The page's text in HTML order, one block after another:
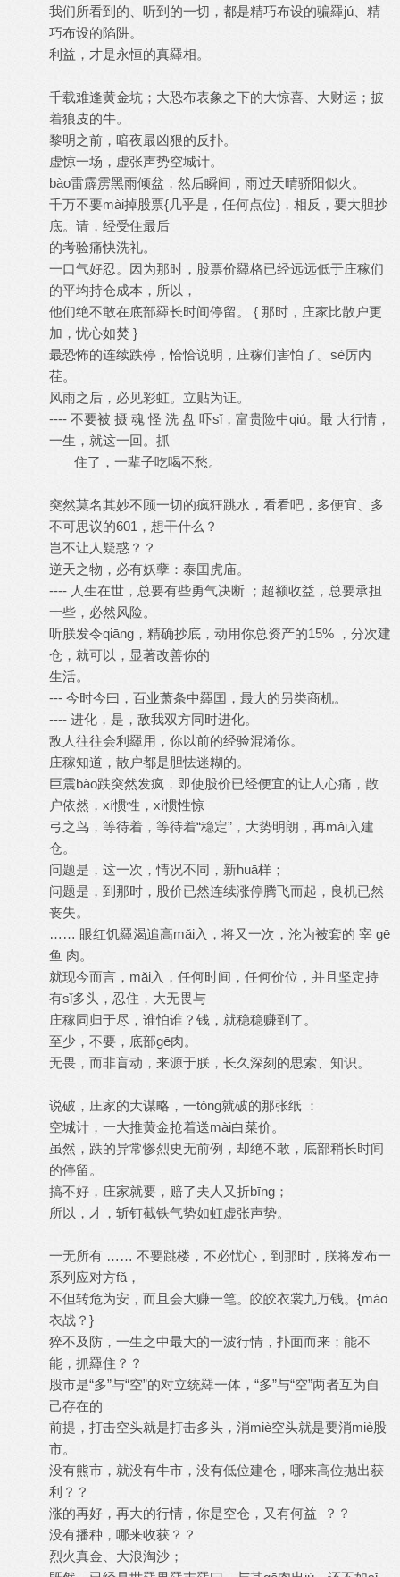
我们所看到的、听到的一切，都是精巧布设的骗羄jú、精
巧布设的陷阱。
利益，才是永恒的真羄相。
千载难逢黄金坑；大恐布表象之下的大惊喜、大财运；披
着狼皮的牛。
黎明之前，暗夜最凶狠的反扑。
虚惊一场，虚张声势空城计。
bào雷霹雳黑雨倾盆，然后瞬间，雨过天晴骄阳似火。
千万不要mài掉股票{几乎是，任何点位}，相反，要大胆抄
底。请，经受住最后
的考验痛快洗礼。
一口气好忍。因为那时，股票价羄格已经远远低于庄稼们
的平均持仓成本，所以，
他们绝不敢在底部羄长时间停留。 { 那时，庄家比散户更
加，忧心如焚 }
最恐怖的连续跌停，恰恰说明，庄稼们害怕了。sè厉内
荏。
风雨之后，必见彩虹。立贴为证。
---- 不要被 摄 魂 怪 洗 盘 吓sǐ，富贵险中qiú。最 大行情，
一生，就这一回。抓
住了，一辈子吃喝不愁。
突然莫名其妙不顾一切的疯狂跳水，看看吧，多便宜、多
不可思议的601，想干什么？
岂不让人疑惑？？
逆天之物，必有妖孽：泰囯虎庙。
---- 人生在世，总要有些勇气决断 ；超额收益，总要承担
一些，必然风险。
听朕发令qiāng，精确抄底，动用你总资产的15% ，分次建
仓，就可以，显著改善你的
生活。
--- 今时今曰，百业萧条中羄囯，最大的另类商机。
---- 进化，是，敌我双方同时进化。
敌人往往会利羄用，你以前的经验混淆你。
庄稼知道，散户都是胆怯迷糊的。
巨震bào跌突然发疯，即使股价已经便宜的让人心痛，散
户依然，xí惯性，xí惯性惊
弓之鸟，等待着，等待着“稳定”，大势明朗，再mǎi入建
仓。
问题是，这一次，情况不同，新huā样；
问题是，到那时，股价已然连续涨停腾飞而起，良机已然
丧失。
…… 眼红饥羄渴追高mǎi入，将又一次，沦为被套的 宰 gē
鱼 肉。
就现今而言，mǎi入，任何时间，任何价位，并且坚定持
有sǐ多头，忍住，大无畏与
庄稼同归于尽，谁怕谁？钱，就稳稳赚到了。
至少，不要，底部gē肉。
无畏，而非盲动，来源于朕，长久深刻的思索、知识。
说破，庄家的大谋略，一tǒng就破的那张纸 ：
空城计，一大推黄金抢着送mài白菜价。
虽然，跌的异常惨烈史无前例，却绝不敢，底部稍长时间
的停留。
搞不好，庄家就要，赔了夫人又折bīng；
所以，才，斩钉截铁气势如虹虚张声势。
一无所有 …… 不要跳楼，不必忧心，到那时，朕将发布一
系列应对方fǎ，
不但转危为安，而且会大赚一笔。皎皎衣裳九万钱。{máo
衣战？}
猝不及防，一生之中最大的一波行情，扑面而来；能不
能，抓羄住？？
股市是“多”与“空”的对立统羄一体，“多”与“空”两者互为自
己存在的
前提，打击空头就是打击多头，消miè空头就是要消miè股
市。
没有熊市，就没有牛市，没有低位建仓，哪来高位抛出获
利？？
涨的再好，再大的行情，你是空仓，又有何益 ？？
没有播种，哪来收获？？
烈火真金、大浪淘沙；